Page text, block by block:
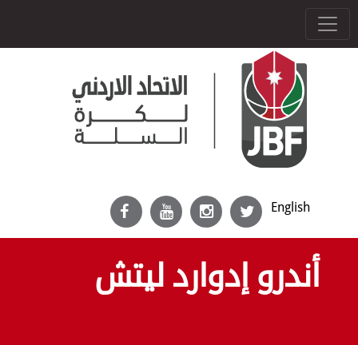
English
أندرو إدوارد ليتش